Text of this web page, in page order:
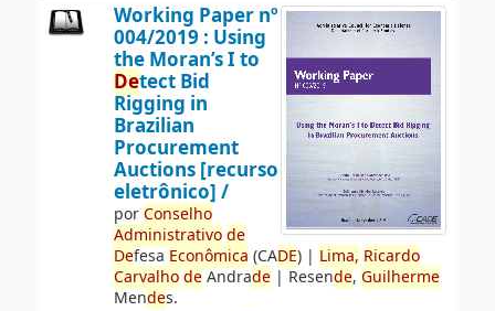
Working Paper nº
004/2019 : Using
the Moran’s I to
Detect Bid
Rigging in
Brazilian
Procurement
Auctions [recurso
eletrônico] /
porConselho
Administrativo de
Defesa Econômica (CADE)| Lima, Ricardo
Carvalho deAndrade| Resende, Guilherme
Mendes.